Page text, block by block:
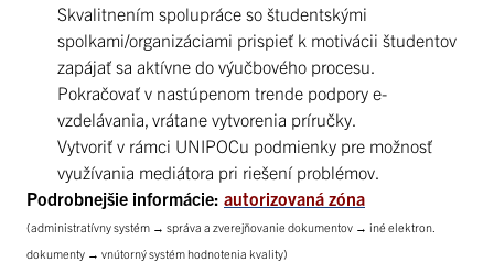
Skvalitnením spolupráce so študentskými
spolkami/organizáciami prispieť k motivácii študentov
zapájať sa aktívne do výučbového procesu.
Pokračovať v nastúpenom trende podpory e-
vzdelávania, vrátane vytvorenia príručky.
Vytvoriť v rámci UNIPOCu podmienky pre možnosť
využívania mediátora pri riešení problémov.
Podrobnejšie informácie: autorizovaná zóna
(administratívny systém → správa a zverejňovanie dokumentov → iné elektron.
dokumenty → vnútorný systém hodnotenia kvality)